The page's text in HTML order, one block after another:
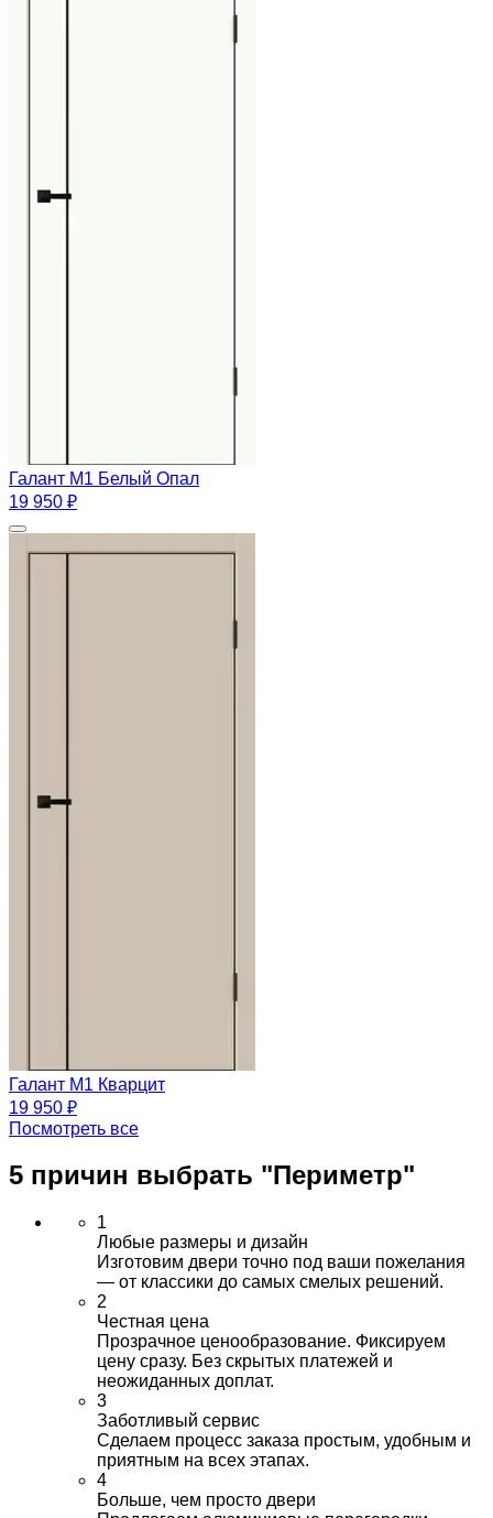
Галант М1 Белый Опал
19 950 ₽
Галант М1 Кварцит
19 950 ₽
Посмотреть все
5 причин выбрать "Периметр"
1
Любые размеры и дизайн
Изготовим двери точно под ваши пожелания
— от классики до самых смелых решений.
2
Честная цена
Прозрачное ценообразование. Фиксируем
цену сразу. Без скрытых платежей и
неожиданных доплат.
3
Заботливый сервис
Сделаем процесс заказа простым, удобным и
приятным на всех этапах.
4
Больше, чем просто двери